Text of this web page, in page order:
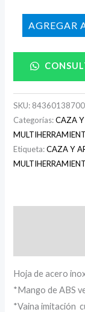
AÑADIR
SKU:
Categorías:CAZA
Etiqueta:CAZA Y
Hoja de acero
*Mango de ABS
*Vaina imitación